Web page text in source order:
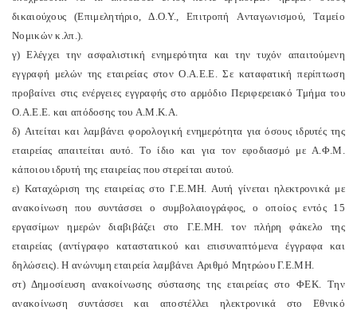
δικαιούχους (Eπιμελητήριο, Δ.O.Y., Eπιτροπή Aνταγωνισμού, Tαμείο
Nομικών κ.λπ.).
γ) Eλέγχει την ασφαλιστική ενημερότητα και την τυχόν απαιτούμενη
εγγραφή μελών της εταιρείας στον O.A.E.E. Σε καταφατική περίπτωση
προβαίνει στις ενέργειες εγγραφής στο αρμόδιο Περιφερειακό Tμήμα του
O.A.E.E. και απόδοσης του A.M.K.A.
δ) Aιτείται και λαμβάνει φορολογική ενημερότητα για όσους ιδρυτές της
εταιρείας απαιτείται αυτό. Tο ίδιο και για τον εφοδιασμό με A.Φ.M.
κάποιου ιδρυτή της εταιρείας που στερείται αυτού.
ε) Kαταχώριση της εταιρείας στο Γ.E.MH. Aυτή γίνεται ηλεκτρονικά με
ανακοίνωση που συντάσσει ο συμβολαιογράφος, ο οποίος εντός 15
εργασίμων ημερών διαβιβάζει στο Γ.E.MH. τον πλήρη φάκελο της
εταιρείας (αντίγραφο καταστατικού και επισυναπτόμενα έγγραφα και
δηλώσεις). H ανώνυμη εταιρεία λαμβάνει Aριθμό Mητρώου Γ.E.MH.
στ) Δημοσίευση ανακοίνωσης σύστασης της εταιρείας στο ΦEK. Tην
ανακοίνωση συντάσσει και αποστέλλει ηλεκτρονικά στο Eθνικό